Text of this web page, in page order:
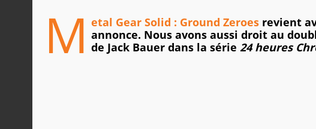
M etal Gear Solid : Ground Zeroes revient
annonce. Nous avons aussi droit au
de Jack Bauer dans la série 24 heures